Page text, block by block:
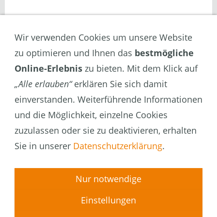
Wir verwenden Cookies um unsere Website
zu optimieren und Ihnen das bestmögliche
Online-Erlebnis zu bieten. Mit dem Klick auf
„Alle erlauben“erklären Sie sich damit
einverstanden. Weiterführende Informationen
und die Möglichkeit, einzelne Cookies
zuzulassen oder sie zu deaktivieren, erhalten
Sie in unserer Datenschutzerklärung.
Nur notwendige
Einstellungen